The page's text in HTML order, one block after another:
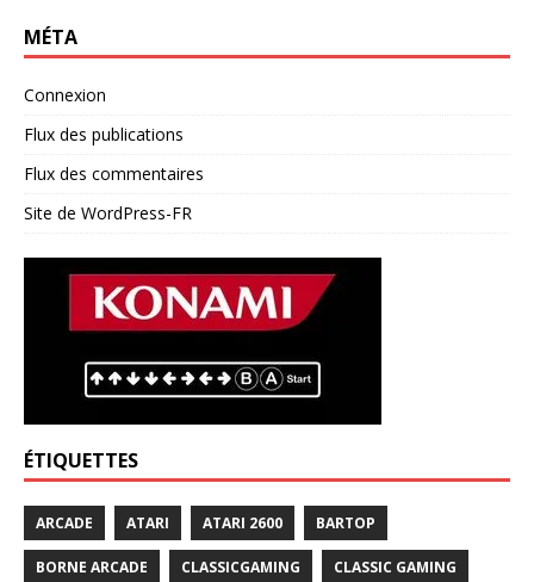
MÉTA
Connexion
Flux des publications
Flux des commentaires
Site de WordPress-FR
ÉTIQUETTES
ARCADE ATARI ATARI 2600 BARTOP
BORNE ARCADE CLASSICGAMING CLASSIC GAMING